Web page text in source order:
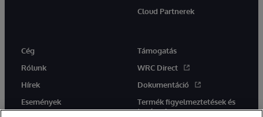
Cloud Partnerek
Cég
Rólunk
Hírek
Események
Támogatás
WRC Direct
Dokumentáció
Termék figyelmeztetések és
tanácsok